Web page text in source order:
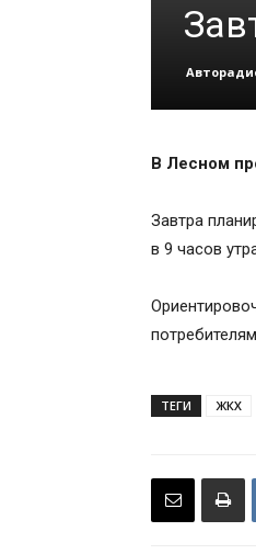
В Лесном
Завтра
в 9 часов
ТЕГИ ЖКХ